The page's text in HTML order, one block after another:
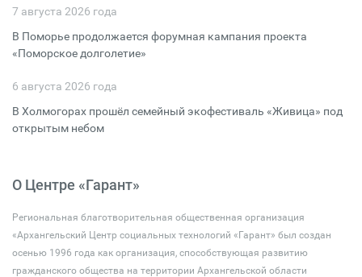
7 августа 2026 года
В Поморье продолжается форумная кампания проекта
«Поморское долголетие»
6 августа 2026 года
В Холмогорах прошёл семейный экофестиваль «Живица» под
открытым небом
О Центре «Гарант»
Региональная благотворительная общественная организация
«Архангельский Центр социальных технологий «Гарант» был создан
осенью 1996 года как организация, способствующая развитию
гражданского общества на территории Архангельской области